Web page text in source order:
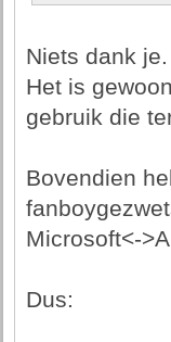
Niets dank je.
Het is
gebruik die
Bovendien
Microsoft<-
Dus: